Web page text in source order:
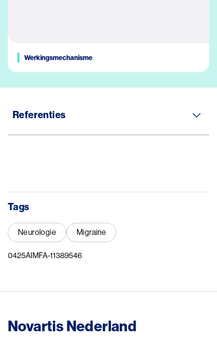
Werkingsmechanisme
Referenties
Tags
Neurologie Migraine
0425AIMFA-11389546
Novartis Nederland